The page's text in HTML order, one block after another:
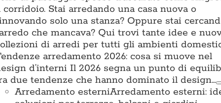
corridoio. Stai arredando una casa nuova o
solo una stanza? Oppure stai
che mancava? Qui trovi tante idee e
di arredi per tutti gli ambienti
arredamento 2026: cosa si muove nel
d’interni Il 2026 segna un punto di
due tendenze che hanno dominato il design…
Arredamento esterniArredamento esterni: